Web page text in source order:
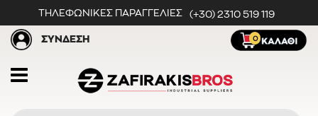
ΤΗΛΕΦΩΝΙΚΕΣ ΠΑΡΑΓΓΕΛΙΕΣ (+30) 2310 519 119
0
ΣΥΝΔΕΣΗ